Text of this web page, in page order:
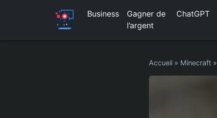
Business
Gagner de
l’argent
ChatGPT
Accueil » Minecraft »